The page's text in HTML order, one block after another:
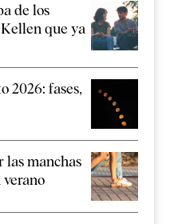
de los
que ya
2026: fases,
las manchas
verano